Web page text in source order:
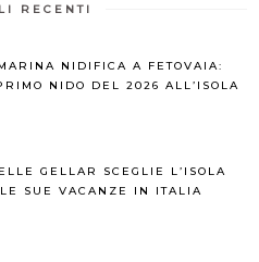
RECENTI
NIDIFICA A FETOVAIA:
NIDO DEL 2026 ALL’ISOLA
GELLAR SCEGLIE L’ISOLA
SUE VACANZE IN ITALIA